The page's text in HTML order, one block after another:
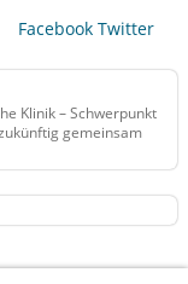
Facebook Twitter
Klinik – Schwerpunkt
gemeinsam